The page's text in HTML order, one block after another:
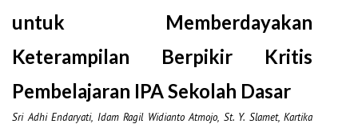
untuk Memberdayakan
Keterampilan Berpikir Kritis
Pembelajaran IPA Sekolah Dasar
Sri Adhi Endaryati, Idam Ragil Widianto Atmojo, St. Y. Slamet, Kartika